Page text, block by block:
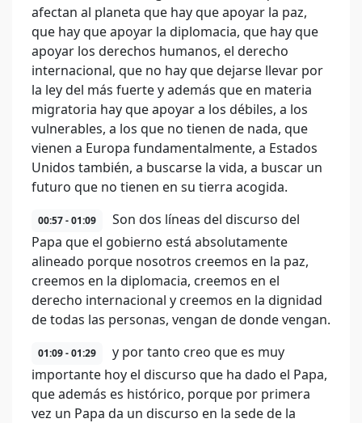
afectan al planeta que hay que apoyar la paz,
que hay que apoyar la diplomacia, que hay que
apoyar los derechos humanos, el derecho
internacional, que no hay que dejarse llevar por
la ley del más fuerte y además que en materia
migratoria hay que apoyar a los débiles, a los
vulnerables, a los que no tienen de nada, que
vienen a Europa fundamentalmente, a Estados
Unidos también, a buscarse la vida, a buscar un
futuro que no tienen en su tierra acogida.
00:57 - 01:09
Son dos líneas del discurso del
Papa que el gobierno está absolutamente
alineado porque nosotros creemos en la paz,
creemos en la diplomacia, creemos en el
derecho internacional y creemos en la dignidad
de todas las personas, vengan de donde vengan.
01:09 - 01:29
y por tanto creo que es muy
importante hoy el discurso que ha dado el Papa,
que además es histórico, porque por primera
vez un Papa da un discurso en la sede de la